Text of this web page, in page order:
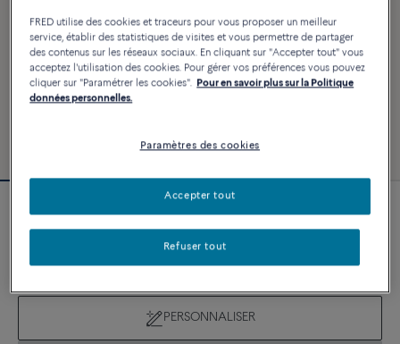
Nouveauté
Bracelet Force 10
PERSONNALISER
FRED utilise des cookies et traceurs pour vous proposer un meilleur
service, établir des statistiques de visites et vous permettre de partager
des contenus sur les réseaux sociaux. En cliquant sur "Accepter tout" vous
acceptez l'utilisation des cookies. Pour gérer vos préférences vous pouvez
cliquer sur "Paramétrer les cookies". Pour en savoir plus sur la Politique
données personnelles.
Paramètres des cookies
Refuser tout
Accepter tout